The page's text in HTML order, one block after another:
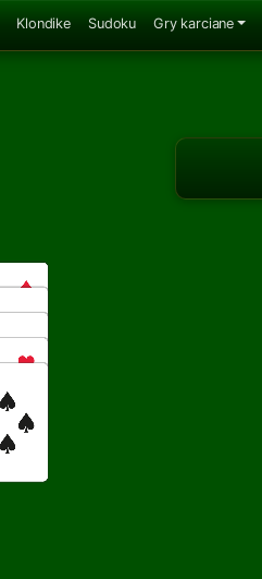
Klondike Sudoku Gry karciane